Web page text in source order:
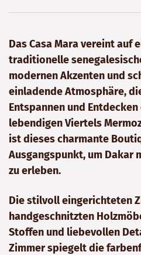
Das Casa Mara vereint auf
traditionelle
modernen Akzenten und
einladende Atmosphäre,
Entspannen und
lebendigen Viertels
ist dieses charmante
Ausgangspunkt, um Dakar
zu erleben.
Die stilvoll eingerichteten
handgeschnitzten
Stoffen und liebevollen
Zimmer spiegelt die